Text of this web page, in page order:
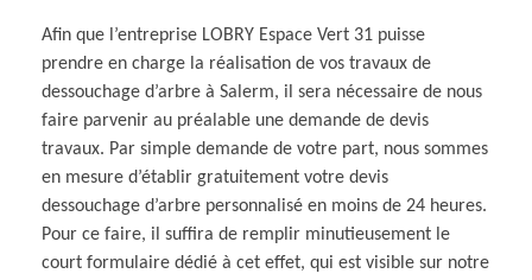
Afin que l’entreprise LOBRY Espace Vert 31 puisse
prendre en charge la réalisation de vos travaux de
dessouchage d’arbre à Salerm, il sera nécessaire de nous
faire parvenir au préalable une demande de devis
travaux. Par simple demande de votre part, nous sommes
en mesure d’établir gratuitement votre devis
dessouchage d’arbre personnalisé en moins de 24 heures.
Pour ce faire, il suffira de remplir minutieusement le
court formulaire dédié à cet effet, qui est visible sur notre